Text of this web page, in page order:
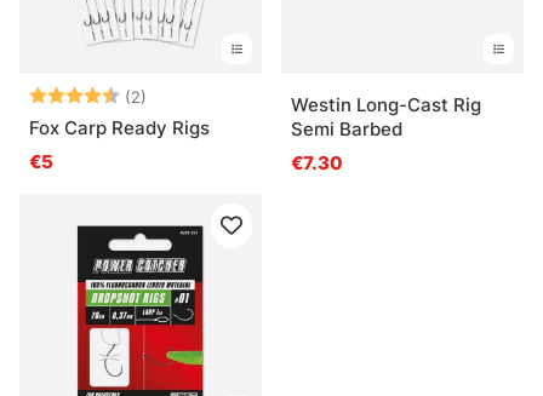
Arvio: (2)
4.5 5:sta tähdestä
Fox Carp Ready Rigs
€5
Westin Long-Cast Rig
Semi Barbed
€7.30